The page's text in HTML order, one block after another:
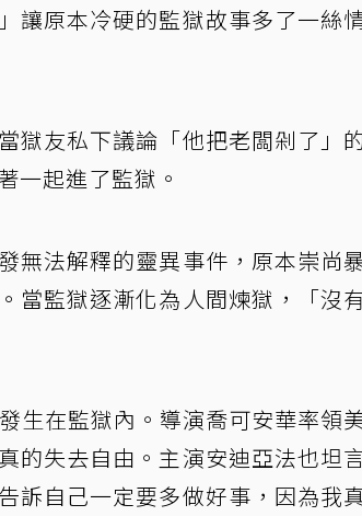
讓原本冷硬的監獄故事多了一絲
獄友私下議論「他把老闆剁了」
一起進了監獄。
無法解釋的靈異事件，原本崇尚
當監獄逐漸化為人間煉獄，「沒
生在監獄內。導演喬可安華率領
的失去自由。主演安迪亞法也坦
訴自己一定要多做好事，因為我